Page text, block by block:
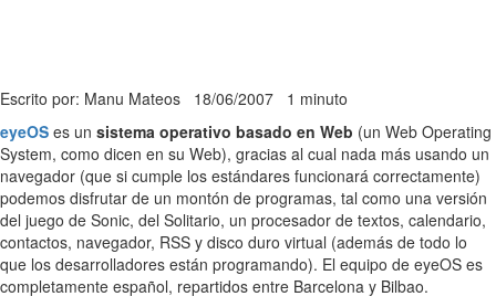
Escrito por: Manu Mateos 18/06/2007 1 minuto
eyeOS es un sistema operativo basado en Web (un Web Operating
System, como dicen en su Web), gracias al cual nada más usando un
navegador (que si cumple los estándares funcionará correctamente)
podemos disfrutar de un montón de programas, tal como una versión
del juego de Sonic, del Solitario, un procesador de textos, calendario,
contactos, navegador, RSS y disco duro virtual (además de todo lo
que los desarrolladores están programando). El equipo de eyeOS es
completamente español, repartidos entre Barcelona y Bilbao.